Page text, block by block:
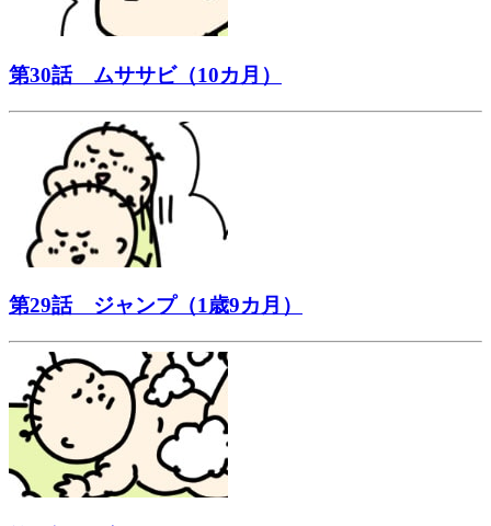
第30話 ムササビ（10カ月）
第29話 ジャンプ（1歳9カ月）